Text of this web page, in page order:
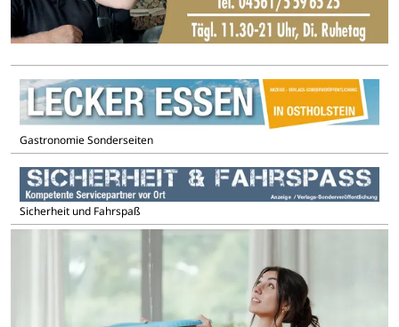
Gastronomie Sonderseiten
Sicherheit und Fahrspaß